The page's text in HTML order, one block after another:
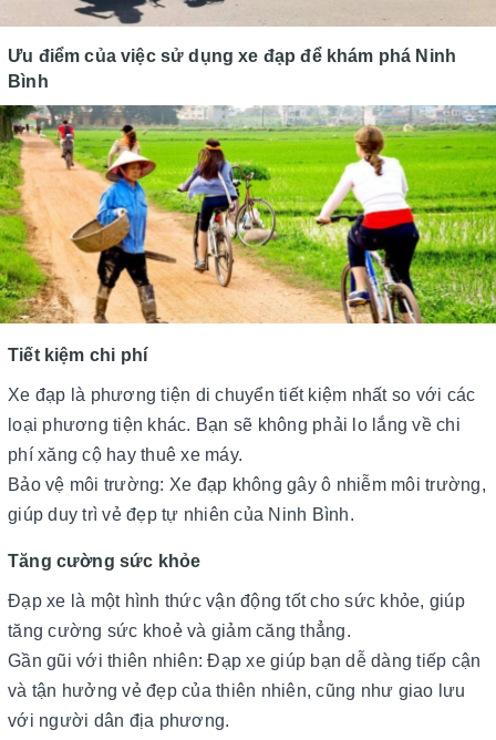
Ưu điểm của việc sử dụng xe đạp để khám phá Ninh
Bình
Tiết kiệm chi phí
Xe đạp là phương tiện di chuyển tiết kiệm nhất so với các
loại phương tiện khác. Bạn sẽ không phải lo lắng về chi
phí xăng cộ hay thuê xe máy.
Bảo vệ môi trường: Xe đạp không gây ô nhiễm môi trường,
giúp duy trì vẻ đẹp tự nhiên của Ninh Bình.
Tăng cường sức khỏe
Đạp xe là một hình thức vận động tốt cho sức khỏe, giúp
tăng cường sức khoẻ và giảm căng thẳng.
Gần gũi với thiên nhiên: Đạp xe giúp bạn dễ dàng tiếp cận
và tận hưởng vẻ đẹp của thiên nhiên, cũng như giao lưu
với người dân địa phương.